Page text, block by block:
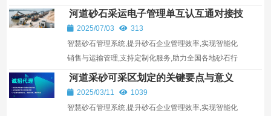
业发展。
河道砂石采运电子管理单互认互通对接技
术要点说明
2025/07/03
313
智慧砂石管理系统,提升砂石企业管理效率,实现智能化
销售与运输管理,支持定制化服务,助力全国各地砂石行
业发展。
河道采砂可采区划定的关键要点与意义
2025/03/11
1039
智慧砂石管理系统,提升砂石企业管理效率,实现智能化